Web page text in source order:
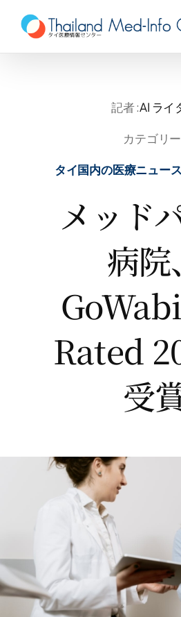
content
記者 :AI ライ
カテゴリ
タイ国内の医療ニュース
メッド
病院、
Rated
受